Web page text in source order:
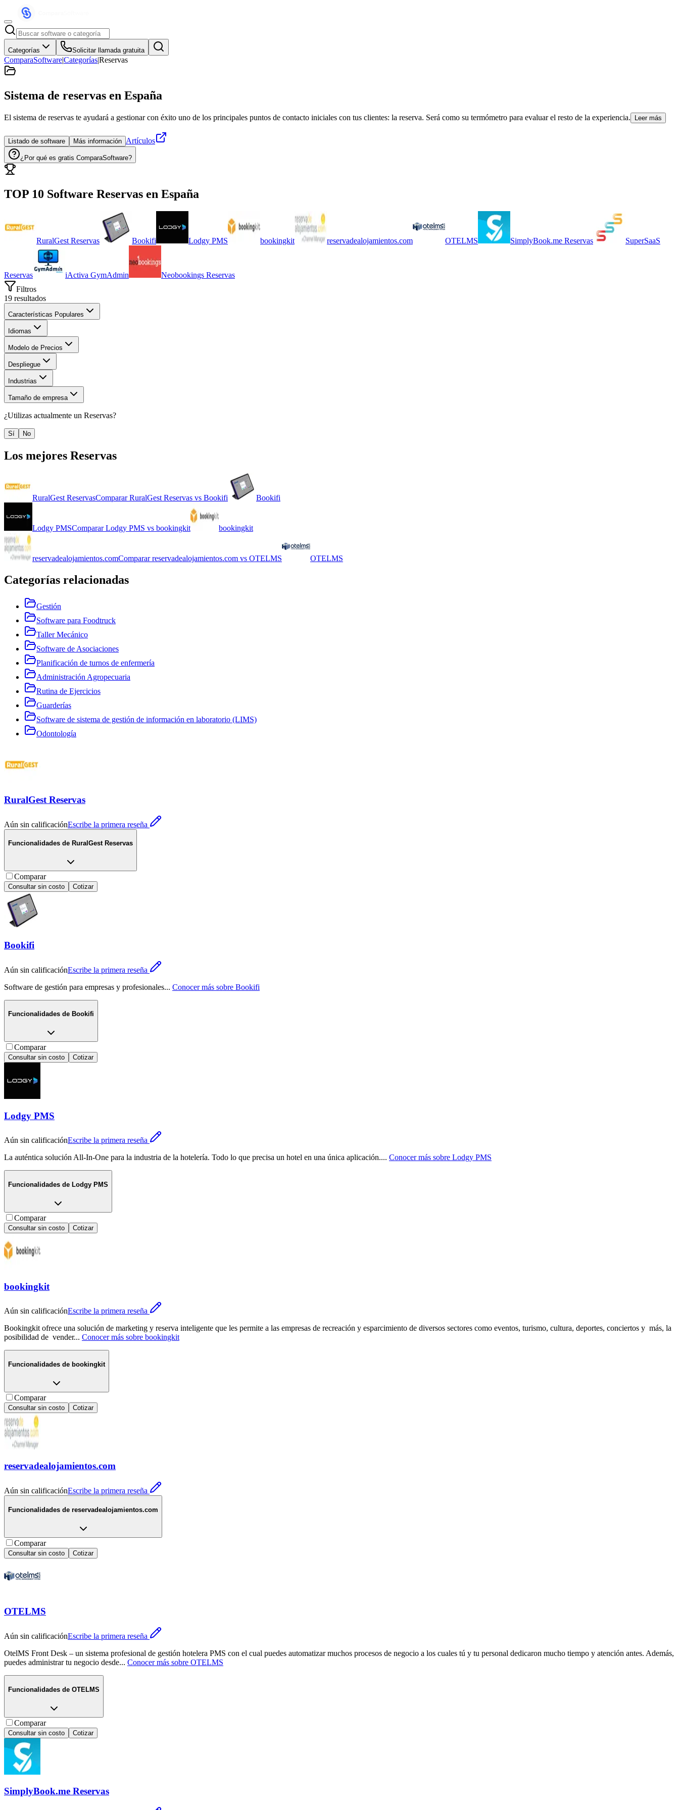
Categorías Solicitar llamada gratuita
ComparaSoftware|Categorías|Reservas
Sistema de reservas en España
El sistema de reservas te ayudará a gestionar con éxito uno de los principales puntos de contacto iniciales con tus clientes: la reserva. Será como su termómetro para evaluar el resto de la experiencia. Leer más
Listado de software Más información Artículos
¿Por qué es gratis ComparaSoftware?
TOP 10 Software Reservas en España
RuralGest Reservas Bookifi Lodgy PMS bookingkit reservadealojamientos.com OTELMS SimplyBook.me Reservas SuperSaaS
Reservas iActiva GymAdmin
Neobookings Reservas
Filtros
19 resultados
Características Populares
Idiomas
Modelo de Precios
Despliegue
Industrias
Tamaño de empresa
¿Utilizas actualmente un Reservas?
Sí No
Los mejores Reservas
RuralGest ReservasComparar RuralGest Reservas vs Bookifi Bookifi
Lodgy PMSComparar Lodgy PMS vs bookingkit bookingkit
reservadealojamientos.comComparar reservadealojamientos.com vs OTELMS OTELMS
Categorías relacionadas
Gestión
Software para Foodtruck
Taller Mecánico
Software de Asociaciones
Planificación de turnos de enfermería
Administración Agropecuaria
Rutina de Ejercicios
Guarderías
Software de sistema de gestión de información en laboratorio (LIMS)
Odontología
RuralGest Reservas
Aún sin calificaciónEscribe la primera reseña
Funcionalidades de RuralGest Reservas
Comparar
Consultar sin costo Cotizar
Bookifi
Aún sin calificaciónEscribe la primera reseña
Software de gestión para empresas y profesionales... Conocer más sobre Bookifi
Funcionalidades de Bookifi
Comparar
Consultar sin costo Cotizar
Lodgy PMS
Aún sin calificaciónEscribe la primera reseña
La auténtica solución All-In-One para la industria de la hotelería. Todo lo que precisa un hotel en una única aplicación.... Conocer más sobre Lodgy PMS
Funcionalidades de Lodgy PMS
Comparar
Consultar sin costo Cotizar
bookingkit
Aún sin calificaciónEscribe la primera reseña
Bookingkit ofrece una solución de marketing y reserva inteligente que les permite a las empresas de recreación y esparcimiento de diversos sectores como eventos, turismo, cultura, deportes, conciertos y más, la
posibilidad de vender... Conocer más sobre bookingkit
Funcionalidades de bookingkit
Comparar
Consultar sin costo Cotizar
reservadealojamientos.com
Aún sin calificaciónEscribe la primera reseña
Funcionalidades de reservadealojamientos.com
Comparar
Consultar sin costo Cotizar
OTELMS
Aún sin calificaciónEscribe la primera reseña
OtelMS Front Desk – un sistema profesional de gestión hotelera PMS con el cual puedes automatizar muchos procesos de negocio a los cuales tú y tu personal dedicaron mucho tiempo y atención antes. Además,
puedes administrar tu negocio desde... Conocer más sobre OTELMS
Funcionalidades de OTELMS
Comparar
Consultar sin costo Cotizar
SimplyBook.me Reservas